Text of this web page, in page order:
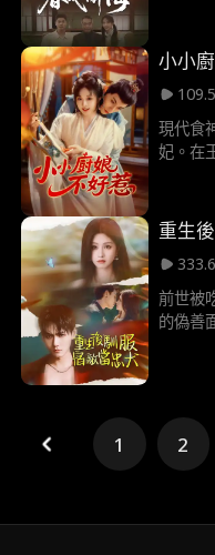
而去。
痣——是
毅然決
啟自己
小小
現代食
妃。在
彩，她
君子程
長卿的
重生
前世被
的偽善
1 2